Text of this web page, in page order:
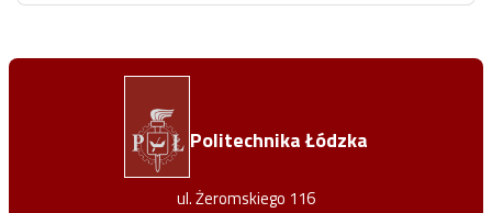
Politechnika Łódzka
ul. Żeromskiego 116